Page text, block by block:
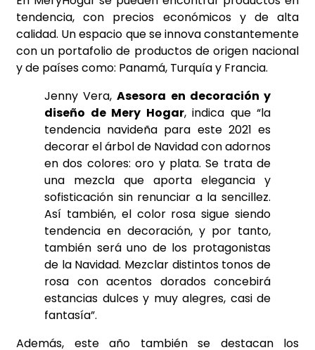
tendencia, con precios económicos y de alta
calidad. Un espacio que se innova constantemente
con un portafolio de productos de origen nacional
y de países como: Panamá, Turquía y Francia.
Jenny Vera,Asesora en decoración y
diseño de Mery Hogar, indica que “la
tendencia navideña para este 2021 es
decorar el árbol de Navidad con adornos
en dos colores: oro y plata. Se trata de
una mezcla que aporta elegancia y
sofisticación sin renunciar a la sencillez.
Así también, el color rosa sigue siendo
tendencia en decoración, y por tanto,
también será uno de los protagonistas
de la Navidad. Mezclar distintos tonos de
rosa con acentos dorados concebirá
estancias dulces y muy alegres, casi de
fantasía”.
Además, este año también se destacan los